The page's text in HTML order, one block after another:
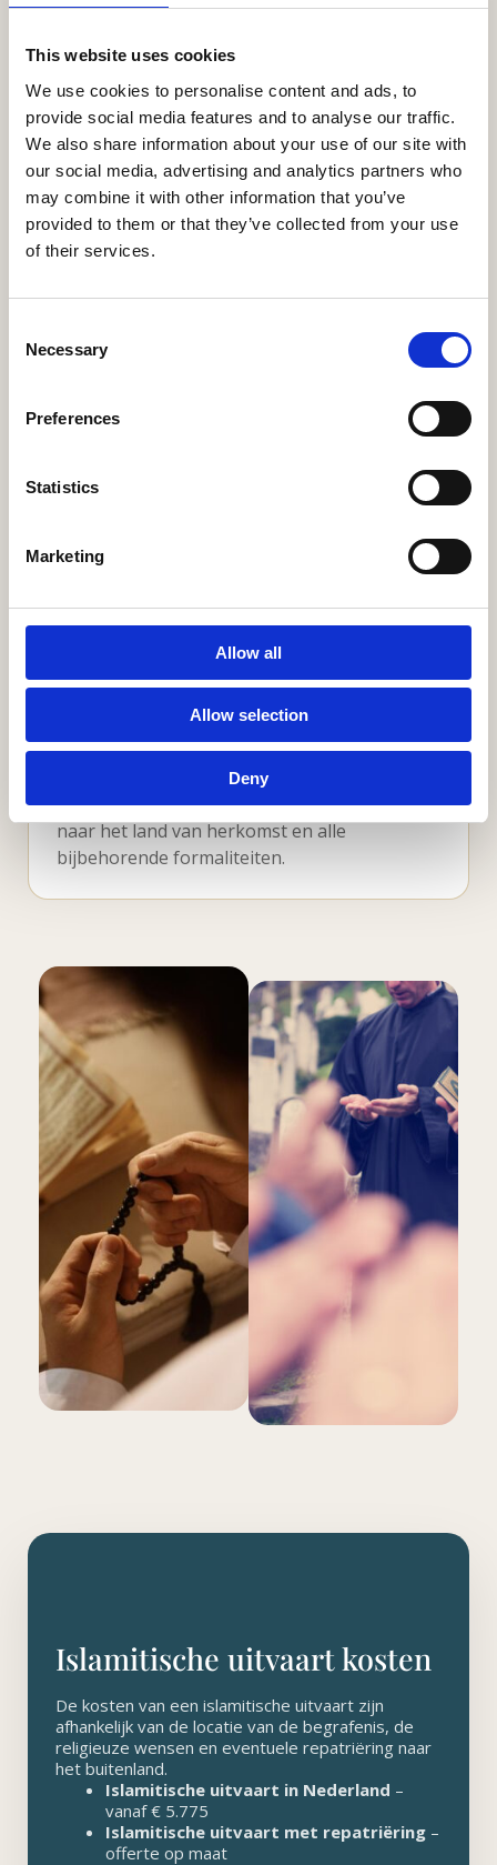
This website uses cookies
We use cookies to personalise content and ads, to
provide social media features and to analyse our traffic.
We also share information about your use of our site with
our social media, advertising and analytics partners who
may combine it with other information that you’ve
provided to them or that they’ve collected from your use
of their services.
Selection
Necessary
Preferences
Statistics
Marketing
Allow all
Allow selection
Deny
Eenvoud en gelijkheid
Binnen de islamitische traditie staan eenvoud
en gelijkheid centraal tijdens het afscheid.
Begrafenis richting Mekka
De overledene wordt begraven volgens de
Familie, vrienden en de geloofsgemeenschap
periode daarna.
Repatriëring mogelijk
Wanneer gewenst verzorgen wij het vervoer
naar het land van herkomst en alle
bijbehorende formaliteiten.
Islamitische uitvaart kosten
De kosten van een islamitische uitvaart zijn
afhankelijk van de locatie van de begrafenis, de
religieuze wensen en eventuele repatriëring naar
het buitenland.
Islamitische uitvaart in Nederland –
vanaf € 5.775
Islamitische uitvaart met repatriëring –
offerte op maat